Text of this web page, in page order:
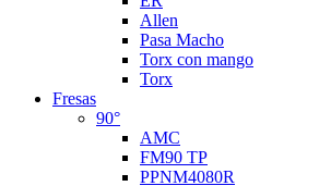
Allen
Pasa Macho
Torx con mango
Torx
Fresas
90°
AMC
FM90 TP
PPNM4080R